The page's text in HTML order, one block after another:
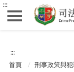
:::
:::
首頁 刑事政策與